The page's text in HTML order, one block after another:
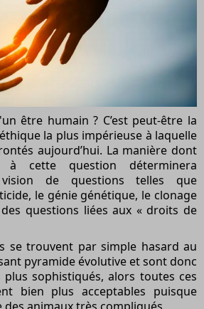
être humain ? C’est peut-être la
la plus impérieuse à laquelle
aujourd’hui. La manière dont
à cette question déterminera
de questions telles que
le génie génétique, le clonage
questions liées aux « droits de
se trouvent par simple hasard au
pyramide évolutive et sont donc
sophistiqués, alors toutes ces
bien plus acceptables puisque
animaux très compliqués.